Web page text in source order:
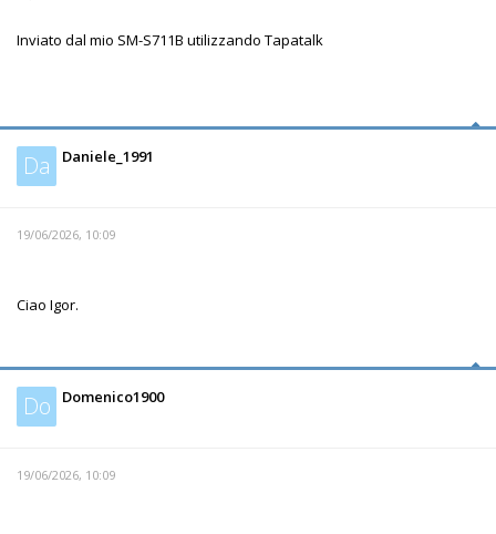
Inviato dal mio SM-S711B utilizzando Tapatalk
Da Daniele_1991
19/06/2026, 10:09
Ciao Igor.
Do Domenico1900
19/06/2026, 10:09